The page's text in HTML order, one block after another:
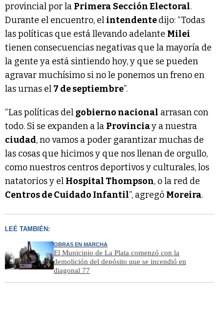
provincial por la Primera Sección Electoral.
Durante el encuentro, el intendentedijo: “Todas
las políticas que está llevando adelante Milei
tienen consecuencias negativas que la mayoría de
la gente ya está sintiendo hoy, y que se pueden
agravar muchísimo si no le ponemos un freno en
las urnas el 7 de septiembre”.
“Las políticas del gobierno nacional arrasan con
todo. Si se expanden a la Provinciay a nuestra
ciudad, no vamos a poder garantizar muchas de
las cosas que hicimos y que nos llenan de orgullo,
como nuestros centros deportivos y culturales, los
natatorios y el Hospital Thompson, o la red de
Centros de Cuidado Infantil”, agregó Moreira.
LEÉ TAMBIÉN:
OBRAS EN MARCHA
El Municipio de La Plata comenzó con la
demolición del depósito que se incendió en
diagonal 77